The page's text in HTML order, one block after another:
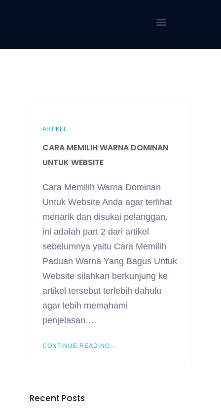
ARTIKEL
CARA MEMILIH WARNA DOMINAN
UNTUK WEBSITE
Cara Memilih Warna Dominan
Untuk Website Anda agar terlihat
menarik dan disukai pelanggan.
ini adalah part 2 dari artikel
sebelumnya yaitu Cara Memilih
Paduan Warna Yang Bagus Untuk
Website silahkan berkunjung ke
artikel tersebut terlebih dahulu
agar lebih memahami
penjelasan…
CONTINUE READING...
Recent Posts